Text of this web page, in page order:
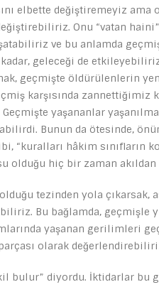
elbette değiştiremeyiz ama
Onu “vatan
ve bu anlamda
geleceği de
geçmişte öldürülenlerin
karşısında zannettiğimiz
yaşananlar
Bunun da ötesinde,
“kuralları hâkim sınıfların
hiç bir zaman akıldan
tezinden yola çıkarsak,
Bu bağlamda, geçmişle
yaşanan gerilimleri
olarak
bulur” diyordu. İktidarlar bu